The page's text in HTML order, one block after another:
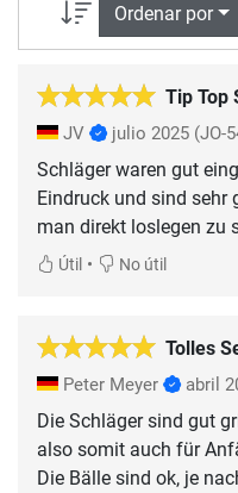
Ordenar por
Tip Top
JV julio 2025 (JO-
Schläger waren gut
Eindruck und sind sehr
man direkt loslegen zu
Útil • No útil
Tolles
Peter Meyer abril
Die Schläger sind gut
also somit auch für
Die Bälle sind ok, je